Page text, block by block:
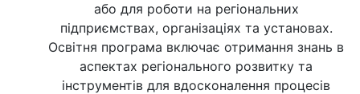
або для роботи на регіональних
підприємствах, організаціях та установах.
Освітня програма включає отримання знань в
аспектах регіонального розвитку та
інструментів для вдосконалення процесів